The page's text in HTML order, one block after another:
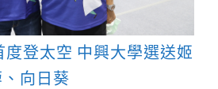
登太空 中興大學選送姬
向日葵